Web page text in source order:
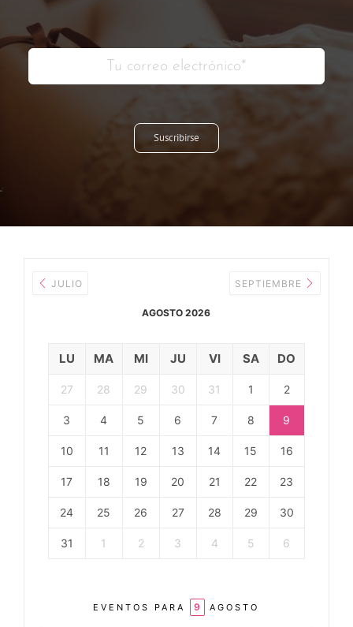
Suscribirse
JULIO
AGOSTO 2026
SEPTIEMBRE
LU MA MI JU VI SA DO
27 28 29 30 31 1 2
3 4 5 6 7 8 9
10 11 12 13 14 15 16
17 18 19 20 21 22 23
24 25 26 27 28 29 30
31 1 2 3 4 5 6
EVENTOS PARA 9 AGOSTO